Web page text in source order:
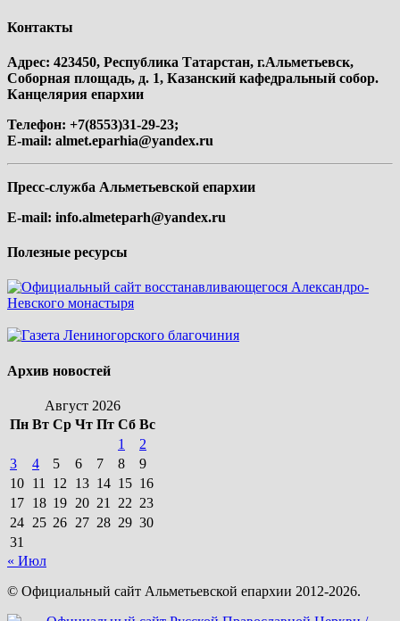
Контакты
Адрес: 423450, Республика Татарстан, г.Альметьевск,
Соборная площадь, д. 1, Казанский кафедральный собор.
Канцелярия епархии
Телефон: +7(8553)31-29-23;
E-mail: almet.eparhia@yandex.ru
Пресс-служба Альметьевской епархии
E-mail: info.almeteparh@yandex.ru
Полезные ресурсы
Архив новостей
Август 2026
Пн Вт Ср Чт Пт Сб Вс
1
2
3
4 5 6 7 8
9
10 11 12 13 14 15 16
17 18 19 20 21 22 23
24 25 26 27 28 29 30
31
« Июл
© Официальный сайт Альметьевской епархии 2012-2026.